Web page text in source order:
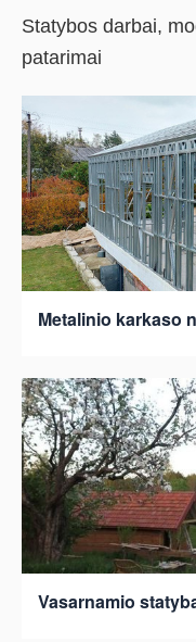
Statybos darbai,
patarimai
Metalinio karkaso
Vasarnamio